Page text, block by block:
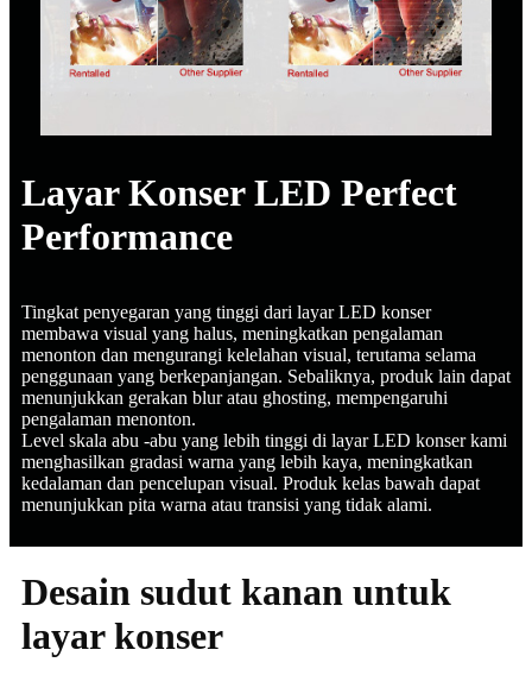
Layar Konser LED Perfect
Performance
Tingkat penyegaran yang tinggi dari layar LED konser
membawa visual yang halus, meningkatkan pengalaman
menonton dan mengurangi kelelahan visual, terutama selama
penggunaan yang berkepanjangan. Sebaliknya, produk lain dapat
menunjukkan gerakan blur atau ghosting, mempengaruhi
pengalaman menonton.
Level skala abu -abu yang lebih tinggi di layar LED konser kami
menghasilkan gradasi warna yang lebih kaya, meningkatkan
kedalaman dan pencelupan visual. Produk kelas bawah dapat
menunjukkan pita warna atau transisi yang tidak alami.
Desain sudut kanan untuk
layar konser